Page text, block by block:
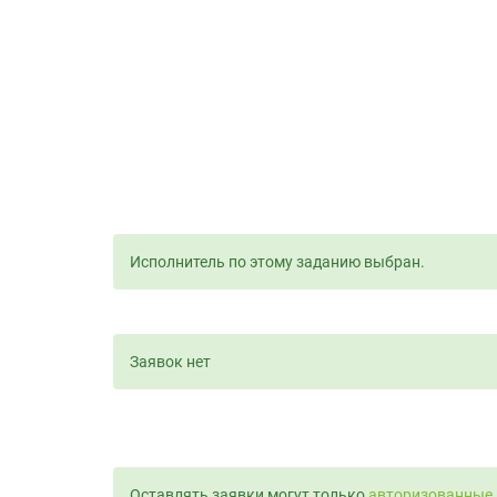
Исполнитель по этому заданию выбран.
Заявок нет